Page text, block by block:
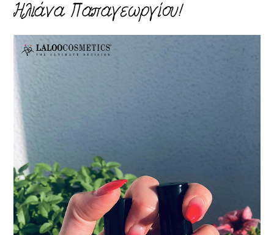
Ηλιάνα Παπαγεωργίου!